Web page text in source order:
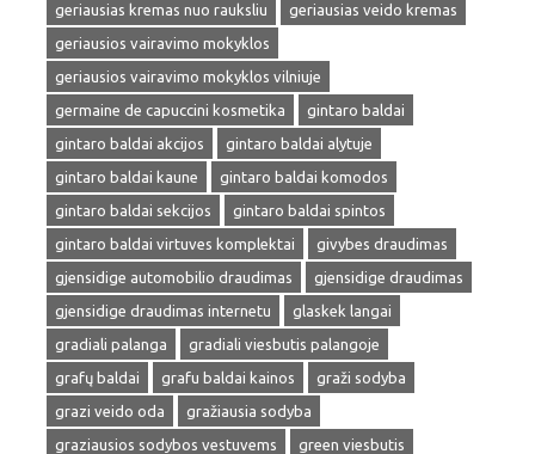
geriausias kremas nuo rauksliu
geriausias veido kremas
geriausios vairavimo mokyklos
geriausios vairavimo mokyklos vilniuje
germaine de capuccini kosmetika
gintaro baldai
gintaro baldai akcijos
gintaro baldai alytuje
gintaro baldai kaune
gintaro baldai komodos
gintaro baldai sekcijos
gintaro baldai spintos
gintaro baldai virtuves komplektai
givybes draudimas
gjensidige automobilio draudimas
gjensidige draudimas
gjensidige draudimas internetu
glaskek langai
gradiali palanga
gradiali viesbutis palangoje
grafų baldai
grafu baldai kainos
graži sodyba
grazi veido oda
gražiausia sodyba
graziausios sodybos vestuvems
green viesbutis